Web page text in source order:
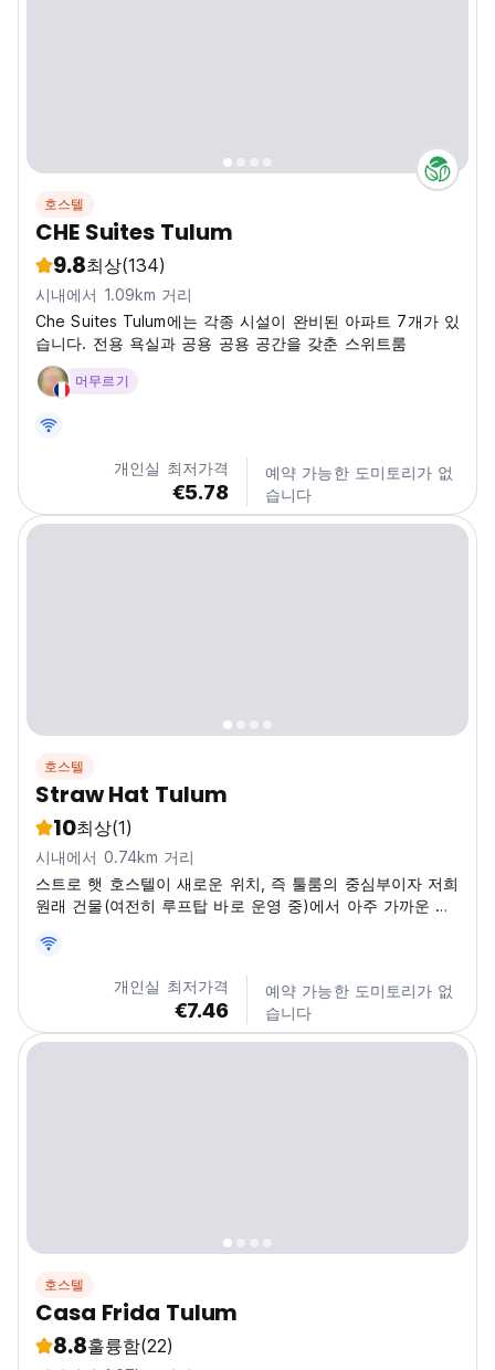
호스텔
CHE Suites Tulum
9.8최상(134)
시내에서 1.09km 거리
Che Suites Tulum에는 각종 시설이 완비된 아파트 7개가 있
습니다. 전용 욕실과 공용 공용 공간을 갖춘 스위트룸
머무르기
개인실 최저가격
€5.78
예약 가능한 도미토리가 없
습니다
호스텔
Straw Hat Tulum
10최상(1)
시내에서 0.74km 거리
스트로 햇 호스텔이 새로운 위치, 즉 툴룸의 중심부이자 저희
원래 건물(여전히 루프탑 바로 운영 중)에서 아주 가까운 곳
이상적인 편안함과 편리함을 찾을 수 있습니다. 다양한 개인
실과 공용 도미토리가 있어 혼자 여행하는 여행객, 커플 또는
단체 여행객 모두가 자신의 속도에 맞춰 목적지를 즐길 수
있습니다. 도보로 단 5분 거리에 툴룸에서 가장 상징적인 루
프탑 바가 있습니다. 여기에서 매일 밤 최고의...
개인실 최저가격
€7.46
예약 가능한 도미토리가 없
습니다
호스텔
Casa Frida Tulum
8.8훌륭함(22)